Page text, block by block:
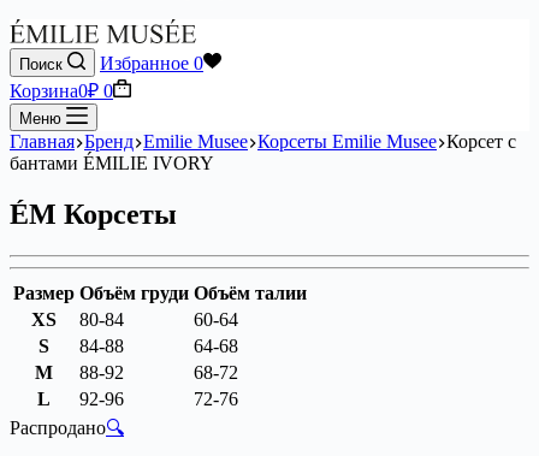
Поиск Избранное 0
Корзина0₽ 0
Меню
Главная Бренд Emilie Musee Корсеты Emilie Musee Корсет с
бантами ÉMILIE IVORY
ÉM Корсеты
Размер Объём груди Объём талии
XS
80-84
60-64
S
84-88
64-68
M
88-92
68-72
L
92-96
72-76
Распродано🔍